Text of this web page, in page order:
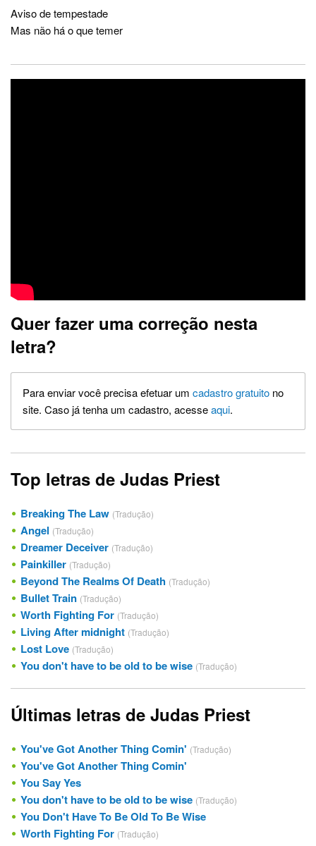
Aviso de tempestade
Mas não há o que temer
Quer fazer uma correção nesta
letra?
Para enviar você precisa efetuar um cadastro gratuito no
site. Caso já tenha um cadastro, acesseaqui.
Top letras de Judas Priest
Breaking The Law (Tradução)
Angel (Tradução)
Dreamer Deceiver (Tradução)
Painkiller (Tradução)
Beyond The Realms Of Death (Tradução)
Bullet Train (Tradução)
Worth Fighting For (Tradução)
Living After midnight (Tradução)
Lost Love (Tradução)
You don't have to be old to be wise (Tradução)
Últimas letras de Judas Priest
You've Got Another Thing Comin' (Tradução)
You've Got Another Thing Comin'
You Say Yes
You don't have to be old to be wise (Tradução)
You Don't Have To Be Old To Be Wise
Worth Fighting For (Tradução)